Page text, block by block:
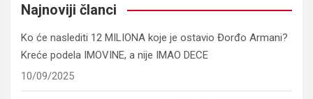
Najnoviji članci
Ko će naslediti 12 MILIONA koje je ostavio Đorđo Armani?
Kreće podela IMOVINE, a nije IMAO DECE
10/09/2025